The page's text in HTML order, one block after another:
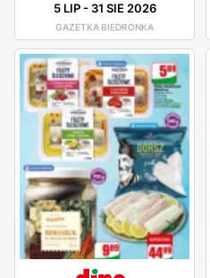
5 LIP- 31 SIE 2026
GAZETKA BIEDRONKA